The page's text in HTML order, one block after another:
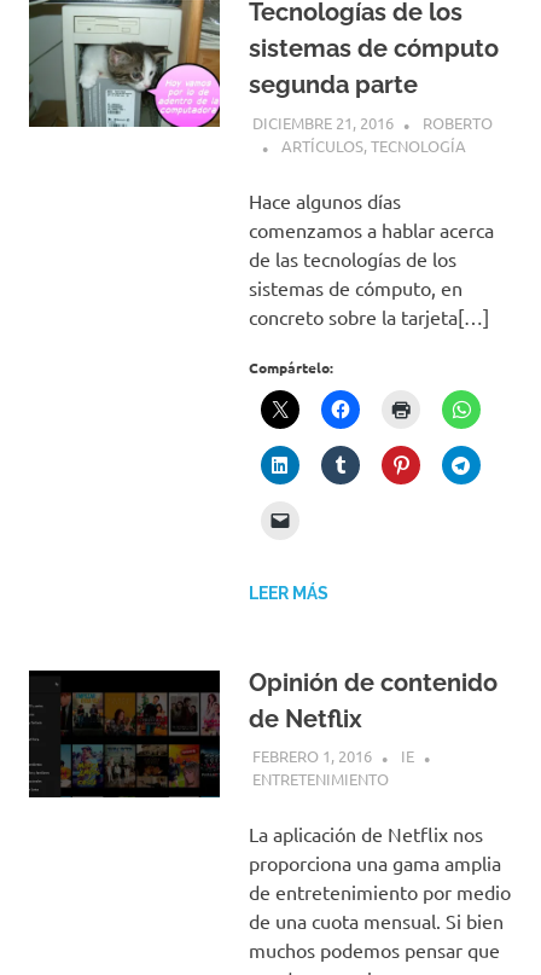
Tecnologías de los
sistemas de cómputo
segunda parte
DICIEMBRE 21, 2016
ROBERTO
ARTÍCULOS,TECNOLOGÍA
Hace algunos días
comenzamos a hablar acerca
de las tecnologías de los
sistemas de cómputo, en
concreto sobre la tarjeta[…]
Compártelo:
LEER MÁS
Opinión de contenido
de Netflix
FEBRERO 1, 2016
IE
ENTRETENIMIENTO
La aplicación de Netflix nos
proporciona una gama amplia
de entretenimiento por medio
de una cuota mensual. Si bien
muchos podemos pensar que